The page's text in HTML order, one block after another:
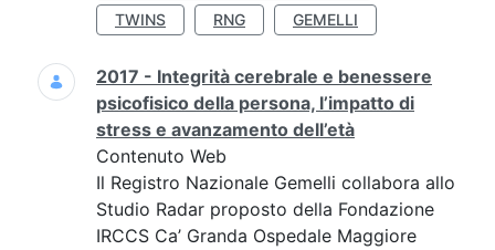
TWINS
RNG GEMELLI
2017 - Integrità cerebrale e benessere
psicofisico della persona, l’impatto di
stress e avanzamento dell’età
Contenuto Web
Il Registro Nazionale Gemelli collabora allo
Studio Radar proposto della Fondazione
IRCCS Ca’ Granda Ospedale Maggiore